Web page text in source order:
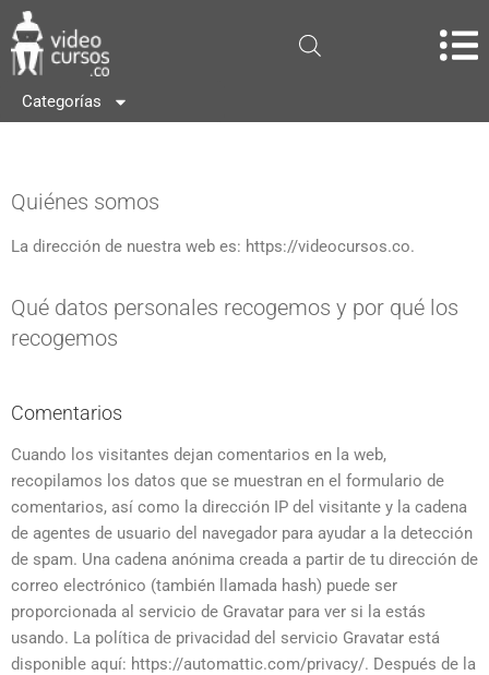
Categorías
Quiénes somos
La dirección de nuestra web es: https://videocursos.co.
Qué datos personales recogemos y por qué los
recogemos
Comentarios
Cuando los visitantes dejan comentarios en la web,
recopilamos los datos que se muestran en el formulario de
comentarios, así como la dirección IP del visitante y la cadena
de agentes de usuario del navegador para ayudar a la detección
de spam. Una cadena anónima creada a partir de tu dirección de
correo electrónico (también llamada hash) puede ser
proporcionada al servicio de Gravatar para ver si la estás
usando. La política de privacidad del servicio Gravatar está
disponible aquí: https://automattic.com/privacy/. Después de la